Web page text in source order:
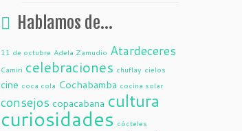
Hablamos de…
11 de octubre Adela Zamudio Atardeceres
Camiri celebraciones chuflay cielos
cine coca cola Cochabamba cocina solar
consejos copacabana cultura
curiosidades cócteles